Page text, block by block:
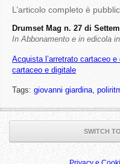
L’articolo completo è
Drumset Mag n. 27 di
In Abbonamento e in edicola
Acquista l’arretrato cartaceo
cartaceo e digitale
Tags: giovanni giardina,
SWITCH